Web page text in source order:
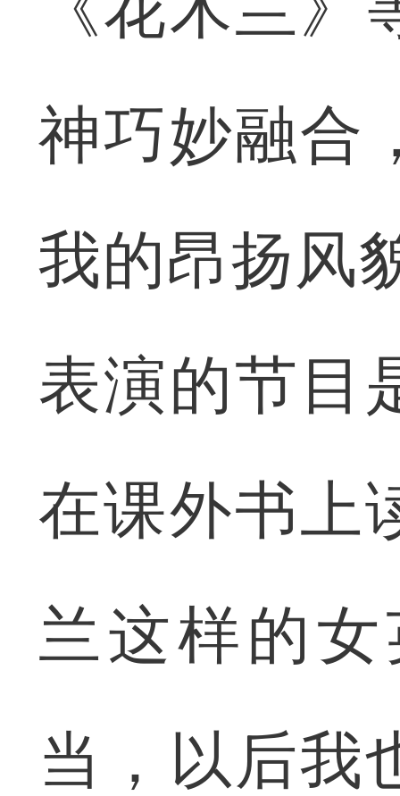
神巧妙融合
我的昂扬风
表演的节目
在课外书上
兰这样的
当，以后我